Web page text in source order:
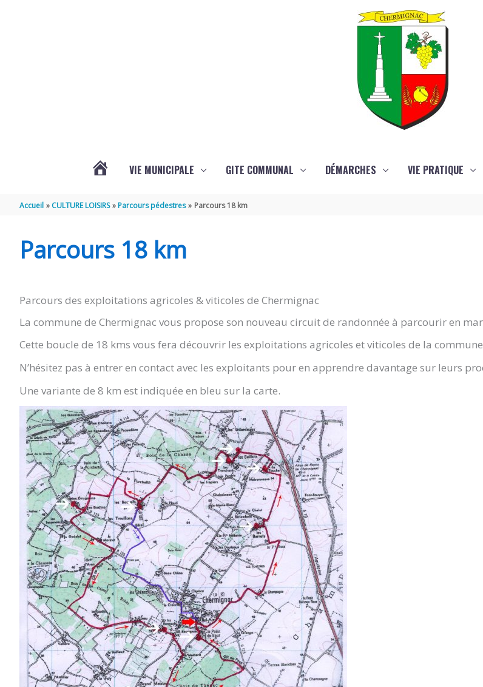
CHERMIGNAC
(17460)
VIE MUNICIPALE GITE COMMUNAL DÉMARCHES VIE PRATIQUE
Accueil CULTURE LOISIRS Parcours pédestres Parcours 18 km
Parcours 18 km
Parcours des exploitations agricoles & viticoles de Chermignac
La commune de Chermignac vous propose son nouveau circuit de randonnée à parcourir en
Cette boucle de 18 kms vous fera découvrir les exploitations agricoles et viticoles de la
N’hésitez pas à entrer en contact avec les exploitants pour en apprendre davantage sur leurs
Une variante de 8 km est indiquée en bleu sur la carte.